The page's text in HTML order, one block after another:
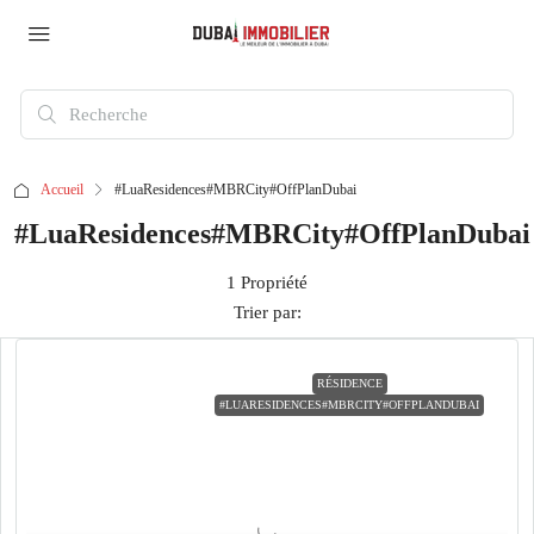
Accueil #LuaResidences#MBRCity#OffPlanDubai
#LuaResidences#MBRCity#OffPlanDubai
1 Propriété
Trier par:
RÉSIDENCE
#LUARESIDENCES#MBRCITY#OFFPLANDUBAI